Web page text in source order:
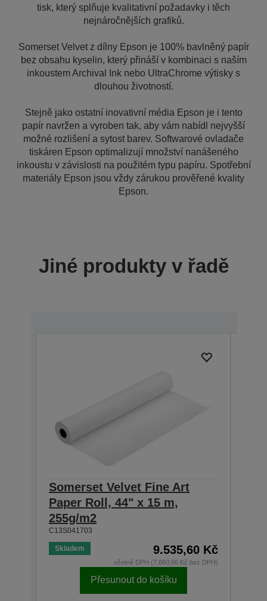
tisk, který splňuje kvalitativní požadavky i těch
nejnáročnějších grafiků.
Somerset Velvet z dílny Epson je 100% bavlněný papír
bez obsahu kyselin, který přináší v kombinaci s naším
inkoustem Archival Ink nebo UltraChrome výtisky s
dlouhou životností.
Stejně jako ostatní inovativní média Epson je i tento
papír navržen a vyroben tak, aby vám nabídl nejvyšší
možné rozlišení a sytost barev. Softwarové ovladače
tiskáren Epson optimalizují množství nanášeného
inkoustu v závislosti na použitém typu papíru. Spotřební
materiály Epson jsou vždy zárukou prověřené kvality
Epson.
Jiné produkty v řadě
Somerset Velvet Fine Art
Paper Roll, 44" x 15 m,
255g/m2
C13S041703
Skladem 9.535,60 Kč
včetně DPH (7.880,66 Kč bez DPH)
Přesunout do košíku